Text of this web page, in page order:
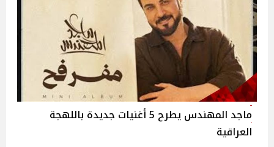
ماجد المهندس يطرح 5 أغنيات جديدة باللهجة
العراقية